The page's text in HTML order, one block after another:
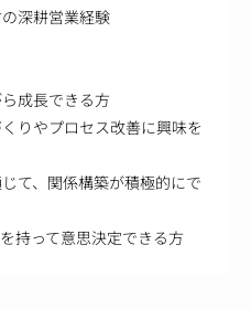
深耕営業経験
成長できる方
りやプロセス改善に興味を
て、関係構築が積極的にで
持って意思決定できる方